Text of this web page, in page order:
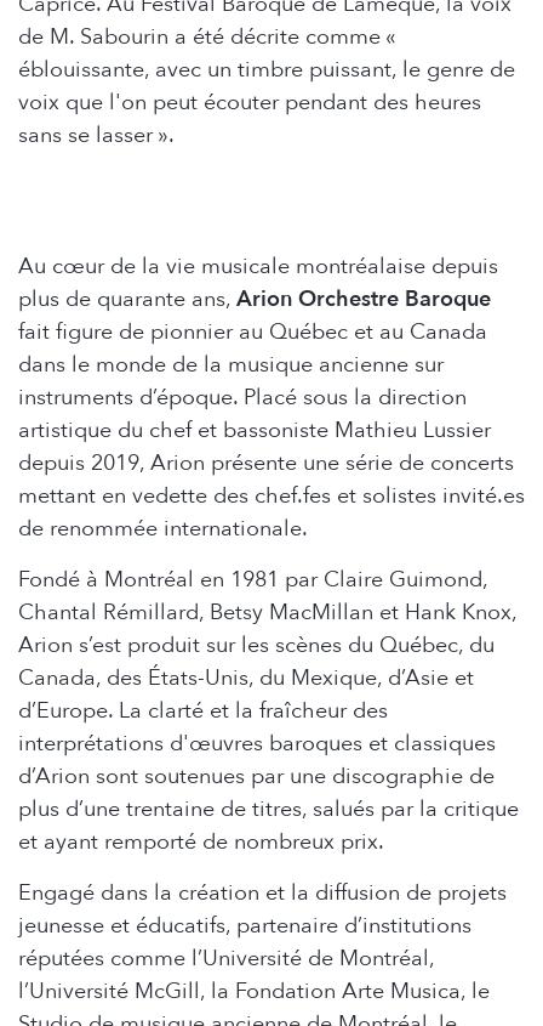
de M. Sabourin a été décrite comme «
éblouissante, avec un timbre puissant, le genre de
voix que l'on peut écouter pendant des heures
sans se lasser ».
Au cœur de la vie musicale montréalaise depuis
plus de quarante ans, Arion Orchestre Baroque
fait figure de pionnier au Québec et au Canada
dans le monde de la musique ancienne sur
instruments d’époque. Placé sous la direction
artistique du chef et bassoniste Mathieu Lussier
depuis 2019, Arion présente une série de concerts
mettant en vedette des chef.fes et solistes invité.es
de renommée internationale.
Fondé à Montréal en 1981 par Claire Guimond,
Chantal Rémillard, Betsy MacMillan et Hank Knox,
Arion s’est produit sur les scènes du Québec, du
Canada, des États-Unis, du Mexique, d’Asie et
d’Europe. La clarté et la fraîcheur des
interprétations d'œuvres baroques et classiques
d’Arion sont soutenues par une discographie de
plus d’une trentaine de titres, salués par la critique
et ayant remporté de nombreux prix.
Engagé dans la création et la diffusion de projets
jeunesse et éducatifs, partenaire d’institutions
réputées comme l’Université de Montréal,
l’Université McGill, la Fondation Arte Musica, le